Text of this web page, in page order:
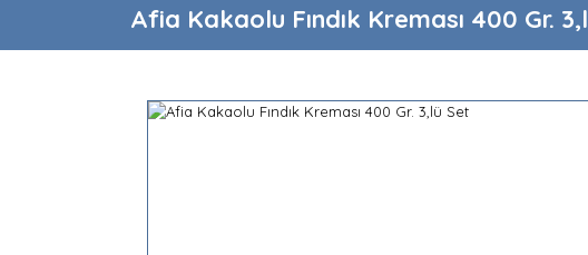
Afia Kakaolu Fındık Kreması 400 Gr.